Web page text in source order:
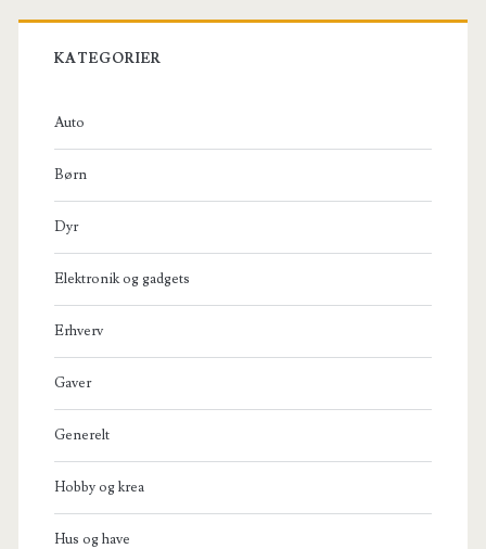
KATEGORIER
Auto
Børn
Dyr
Elektronik og gadgets
Erhverv
Gaver
Generelt
Hobby og krea
Hus og have